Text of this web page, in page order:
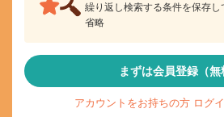
繰り返し検索する条件を保存
省略
まずは会員登録（無
アカウントをお持ちの方 ログ